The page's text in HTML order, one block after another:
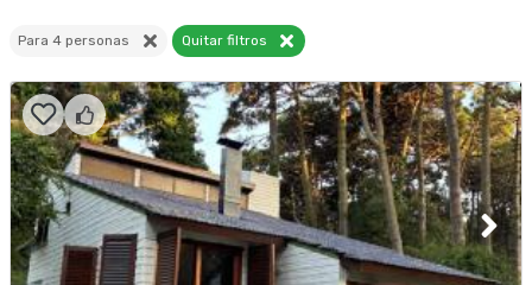
Para 4 personas Quitar filtros